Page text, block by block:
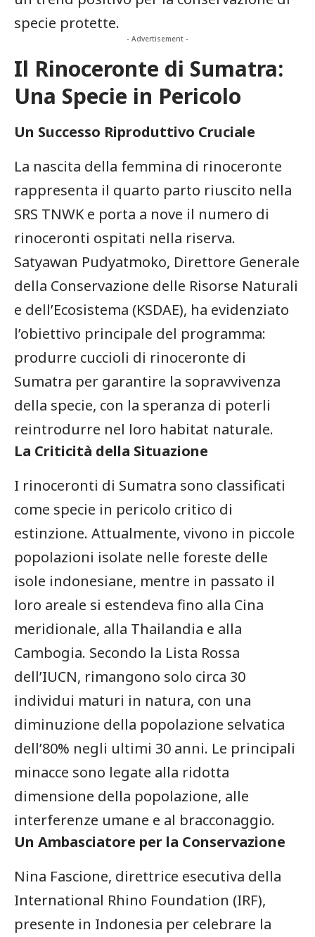
specie‍ protette.
- Advertisement -
Il Rinoceronte di Sumatra:
Una⁢ Specie in Pericolo
Un Successo ​Riproduttivo​ Cruciale
La nascita ⁤della femmina di rinoceronte
rappresenta il⁤ quarto parto riuscito⁢ nella
SRS TNWK e porta a nove il numero di
rinoceronti ospitati nella riserva.
Satyawan Pudyatmoko, Direttore Generale
della Conservazione delle Risorse Naturali
e dell’Ecosistema (KSDAE), ha evidenziato​
l’obiettivo principale‍ del programma:
produrre cuccioli di rinoceronte di
Sumatra per ‌garantire la sopravvivenza
della specie, con la speranza di poterli
reintrodurre nel ‍loro habitat naturale.
La Criticità della ‍Situazione
I rinoceronti ⁤di Sumatra ⁢sono classificati
come specie in⁣ pericolo critico di
estinzione. Attualmente, vivono in piccole
‌popolazioni isolate nelle foreste delle
isole indonesiane, mentre in passato il
‌loro areale si estendeva fino alla Cina
meridionale,‌ alla Thailandia‍ e ​alla
Cambogia. Secondo ⁤la Lista Rossa‌
dell’IUCN, rimangono solo circa 30‌
individui ⁢maturi ⁣in⁣ natura, con una
diminuzione della popolazione selvatica
dell’80% negli ultimi 30 anni. Le principali
minacce sono legate alla ridotta
dimensione della⁤ popolazione, ⁢alle
interferenze umane ​e al ‌bracconaggio.
Un ⁣Ambasciatore per la⁣ Conservazione
Nina Fascione, direttrice esecutiva della
International Rhino Foundation​ (IRF),
‌presente in Indonesia per celebrare la